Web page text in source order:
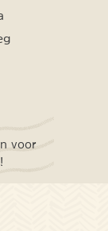
voor